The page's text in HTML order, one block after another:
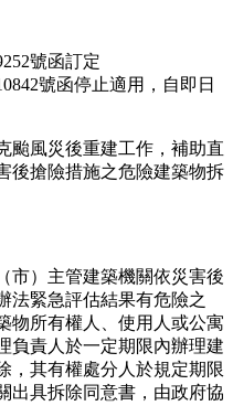
號函訂定
號函停止適用，自即日
颱風災後重建工作，補助直
後搶險措施之危險建築物拆
市）主管建築機關依災害後
法緊急評估結果有危險之
物所有權人、使用人或公寓
負責人於一定期限內辦理建
，其有權處分人於規定期限
出具拆除同意書，由政府協